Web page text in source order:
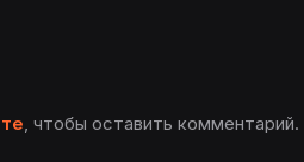
, чтобы оставить комментарий.